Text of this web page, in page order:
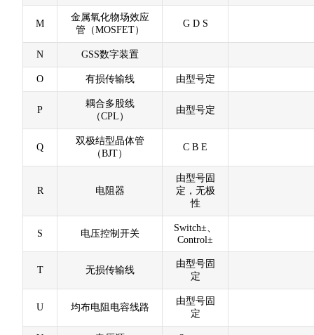
M
金属氧化物场效应
管（MOSFET）
G D S
N GSS数字装置
O 有损传输线 由型号定
P
耦合多股线
（CPL）
由型号定
Q
双极结型晶体管
（BJT）
C B E
R 电阻器
由型号固
定，无极
性
S 电压控制开关
Switch±、
Control±
T 无损传输线
由型号固
定
U 均布电阻电容线路
由型号固
定